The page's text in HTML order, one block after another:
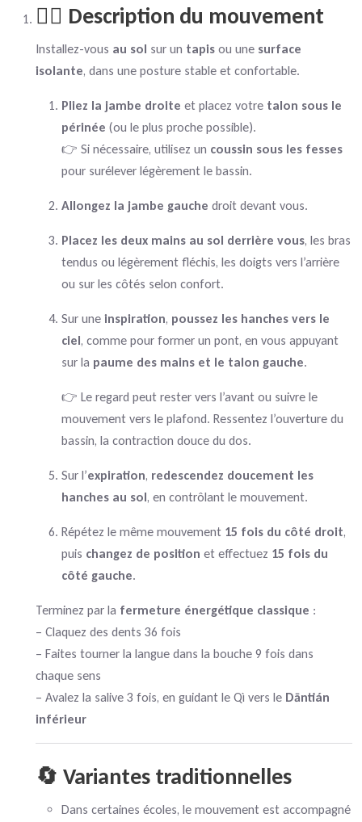
🧘‍♂️ Description du mouvement
Installez-vous au sol sur un tapis ou une surface
isolante, dans une posture stable et confortable.
Pliez la jambe droite et placez votre talon sous le
périnée (ou le plus proche possible).
👉 Si nécessaire, utilisez un coussin sous les fesses
pour surélever légèrement le bassin.
Allongez la jambe gauche droit devant vous.
Placez les deux mains au sol derrière vous, les bras
tendus ou légèrement fléchis, les doigts vers l’arrière
ou sur les côtés selon confort.
Sur une inspiration, poussez les hanches vers le
ciel, comme pour former un pont, en vous appuyant
sur la paume des mains et le talon gauche.
👉 Le regard peut rester vers l’avant ou suivre le
mouvement vers le plafond. Ressentez l’ouverture du
bassin, la contraction douce du dos.
Sur l’expiration, redescendez doucement les
hanches au sol, en contrôlant le mouvement.
Répétez le même mouvement 15 fois du côté droit,
puis changez de position et effectuez 15 fois du
côté gauche.
Terminez par la fermeture énergétique classique :
– Claquez des dents 36 fois
– Faites tourner la langue dans la bouche 9 fois dans
chaque sens
– Avalez la salive 3 fois, en guidant le Qì vers le Dāntián
inférieur
🔄 Variantes traditionnelles
Dans certaines écoles, le mouvement est accompagné